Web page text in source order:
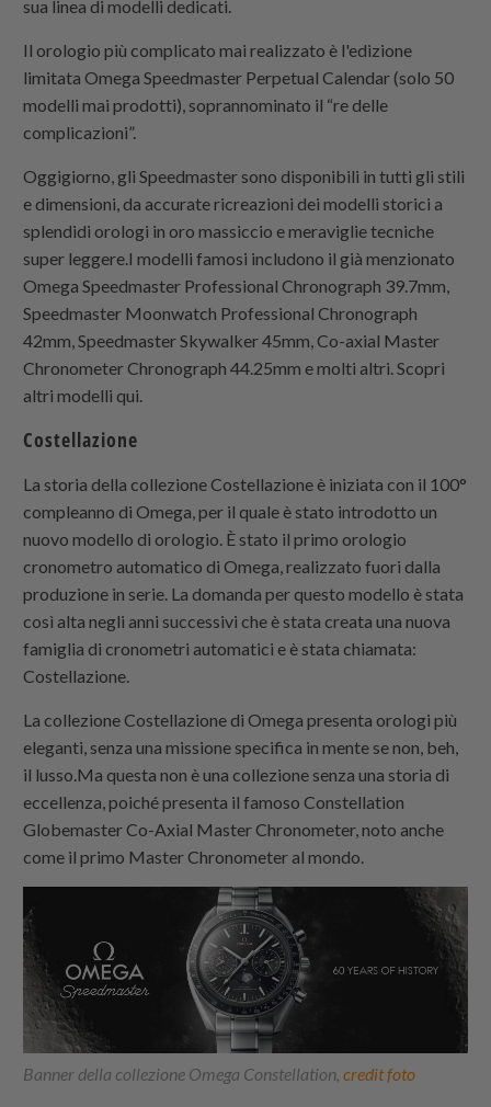
sua linea di modelli dedicati.
Il orologio più complicato mai realizzato è l'edizione
limitata Omega Speedmaster Perpetual Calendar (solo 50
modelli mai prodotti), soprannominato il “re delle
complicazioni”.
Oggigiorno, gli Speedmaster sono disponibili in tutti gli stili
e dimensioni, da accurate ricreazioni dei modelli storici a
splendidi orologi in oro massiccio e meraviglie tecniche
super leggere.I modelli famosi includono il già menzionato
Omega Speedmaster Professional Chronograph 39.7mm,
Speedmaster Moonwatch Professional Chronograph
42mm, Speedmaster Skywalker 45mm, Co-axial Master
Chronometer Chronograph 44.25mm e molti altri. Scopri
altri modelli qui.
Costellazione
La storia della collezione Costellazione è iniziata con il 100°
compleanno di Omega, per il quale è stato introdotto un
nuovo modello di orologio. È stato il primo orologio
cronometro automatico di Omega, realizzato fuori dalla
produzione in serie. La domanda per questo modello è stata
così alta negli anni successivi che è stata creata una nuova
famiglia di cronometri automatici e è stata chiamata:
Costellazione.
La collezione Costellazione di Omega presenta orologi più
eleganti, senza una missione specifica in mente se non, beh,
il lusso.Ma questa non è una collezione senza una storia di
eccellenza, poiché presenta il famoso Constellation
Globemaster Co-Axial Master Chronometer, noto anche
come il primo Master Chronometer al mondo.
Banner della collezione Omega Constellation,credit foto